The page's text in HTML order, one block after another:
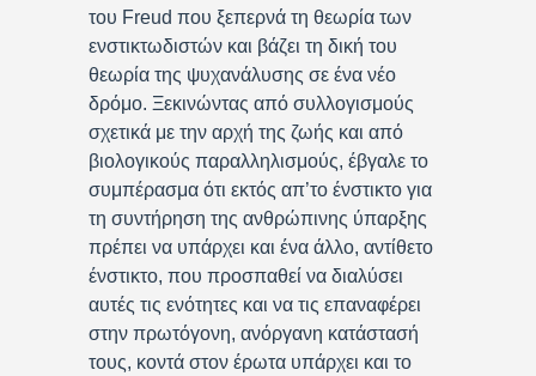
του Freud που ξεπερνά τη θεωρία των
ενστικτωδιστών και βάζει τη δική του
θεωρία της ψυχανάλυσης σε ένα νέο
δρόμο. Ξεκινώντας από συλλογισμούς
σχετικά με την αρχή της ζωής και από
βιολογικούς παραλληλισμούς, έβγαλε το
συμπέρασμα ότι εκτός απ’το ένστικτο για
τη συντήρηση της ανθρώπινης ύπαρξης
πρέπει να υπάρχει και ένα άλλο, αντίθετο
ένστικτο, που προσπαθεί να διαλύσει
αυτές τις ενότητες και να τις επαναφέρει
στην πρωτόγονη, ανόργανη κατάστασή
τους, κοντά στον έρωτα υπάρχει και το